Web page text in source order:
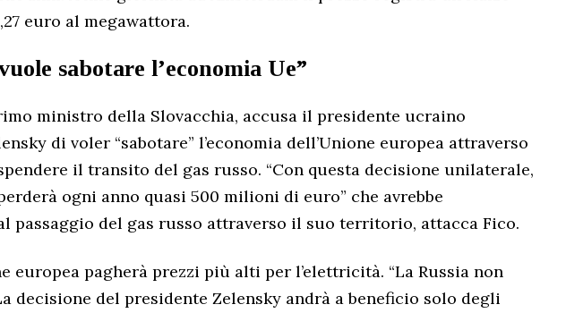
euro al megawattora.
sabotare l’economia Ue”
ministro della Slovacchia, accusa il presidente ucraino
di voler “sabotare” l’economia dell’Unione europea attraverso
il transito del gas russo. “Con questa decisione unilaterale,
ogni anno quasi 500 milioni di euro” che avrebbe
passaggio del gas russo attraverso il suo territorio, attacca Fico.
europea pagherà prezzi più alti per l’elettricità. “La Russia non
decisione del presidente Zelensky andrà a beneficio solo degli